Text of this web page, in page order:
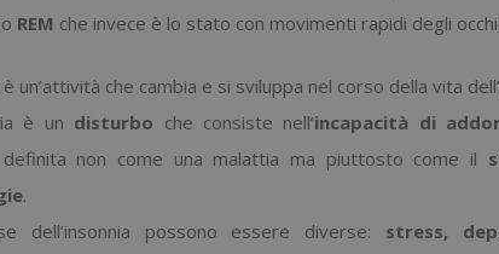
REM che invece è lo stato con movimenti rapidi degli occhi.
un’attività che cambia e si sviluppa nel corso della vita
è un disturbo che consiste nell’incapacità di
non come una malattia ma piuttosto come il
.
dell’insonnia possono essere diverse: stress,